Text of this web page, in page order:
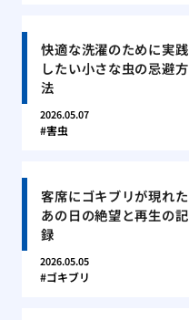
快適な洗濯のために実践
したい小さな虫の忌避方
法
2026.05.07
害虫
客席にゴキブリが現れた
あの日の絶望と再生の記
録
2026.05.05
ゴキブリ